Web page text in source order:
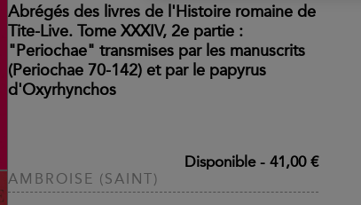
Abrégés des livres de l'Histoire romaine de
Tite-Live. Tome XXXIV, 2e partie :
"Periochae" transmises par les manuscrits
(Periochae 70-142) et par le papyrus
d'Oxyrhynchos
Disponible- 41,00 €
AMBROISE (SAINT)